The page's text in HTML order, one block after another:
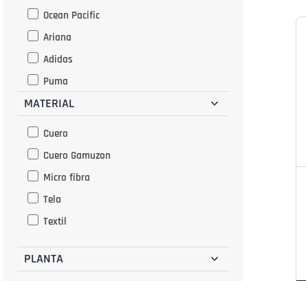
Marino
Marron
Morado
Multi color
Multicolor
Naranja
Negro
Nude
Olivo
Ocean Pacific
Ariana
Adidas
Puma
Gael
MATERIAL
Cuero
Cuero Gamuzon
Micro fibra
Tela
Textil
PLANTA